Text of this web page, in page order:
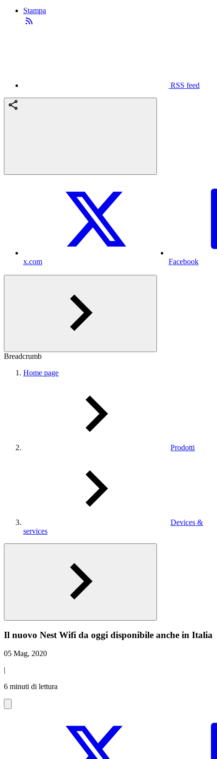
Stampa
RSS feed
x.com Facebook
Breadcrumb
Home page
Prodotti
Devices &
services
Il nuovo Nest Wifi da oggi disponibile anche in Italia
05 Mag, 2020
|
6 minuti di lettura